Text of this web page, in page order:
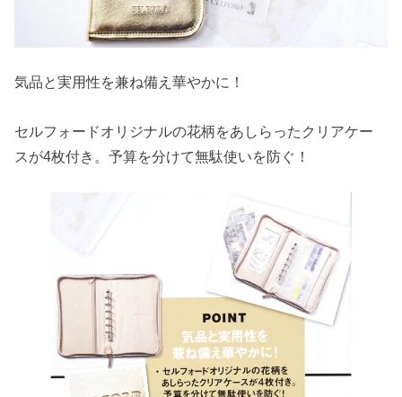
気品と実用性を兼ね備え華やかに！
セルフォードオリジナルの花柄をあしらったクリアケー
スが4枚付き。予算を分けて無駄使いを防ぐ！